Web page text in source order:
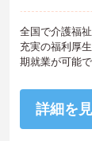
全国で介護福
充実の福利厚
期就業が可能で
すのでお気軽
詳細を